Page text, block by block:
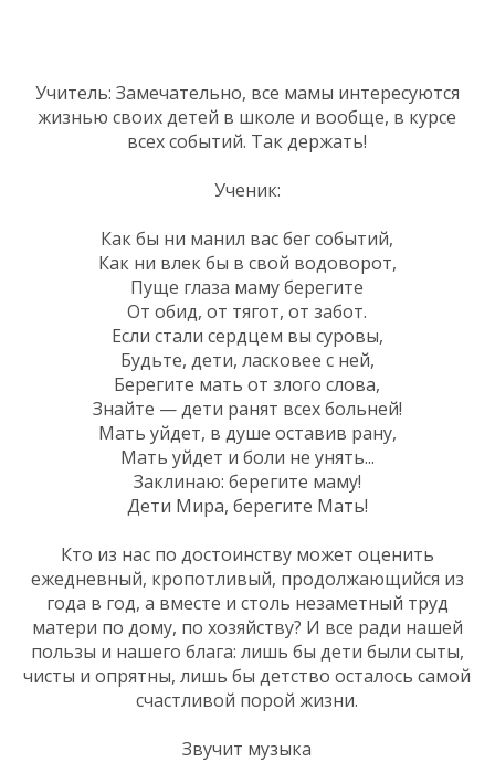
Учитель: Замечательно, все мамы интересуются
жизнью своих детей в школе и вообще, в курсе
всех событий. Так держать!
Ученик:
Как бы ни манил вас бег событий,
Как ни влек бы в свой водоворот,
Пуще глаза маму берегите
От обид, от тягот, от забот.
Если стали сердцем вы суровы,
Будьте, дети, ласковее с ней,
Берегите мать от злого слова,
Знайте — дети ранят всех больней!
Мать уйдет, в душе оставив рану,
Мать уйдет и боли не унять...
Заклинаю: берегите маму!
Дети Мира, берегите Мать!
Кто из нас по достоинству может оценить
ежедневный, кропотливый, продолжающийся из
года в год, а вместе и столь незаметный труд
матери по дому, по хозяйству? И все ради нашей
пользы и нашего блага: лишь бы дети были сыты,
чисты и опрятны, лишь бы детство осталось самой
счастливой порой жизни.
Звучит музыка